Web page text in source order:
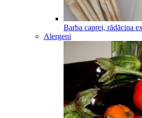
Barba caprei, rădăcina
Alergeni